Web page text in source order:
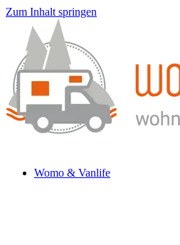
Zum Inhalt springen
Womo & Vanlife